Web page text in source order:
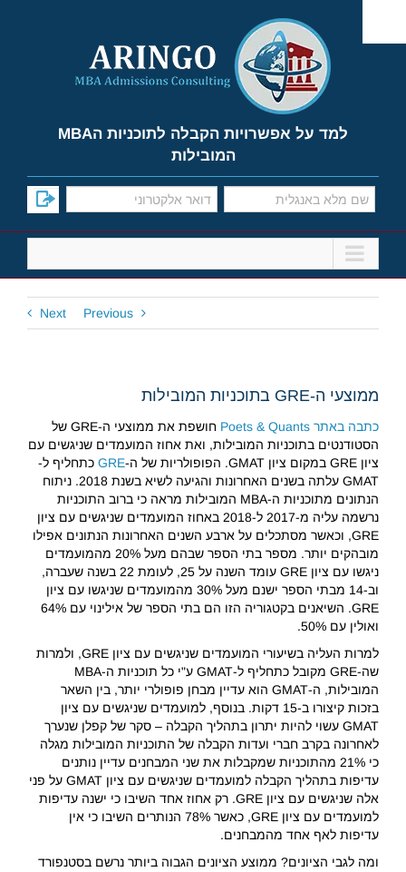
content
למד על אפשרויות הקבלה לתוכניות הMBA
המובילות
Previous
Next
ממוצעי ה-GRE בתוכניות המובילות
כתבה באתר Poets & Quants
חושפת את ממוצעי ה-GRE של
הסטודנטים בתוכניות המובילות, ואת אחוז המועמדים שניגשים עם
ציון GRE במקום ציון GMAT. הפופולריות של ה-
GREכתחליף ל-
GMAT עלתה בשנים האחרונות והגיעה לשיא בשנת 2018. ניתוח
הנתונים מתוכניות ה-MBA המובילות מראה כי ברוב התוכניות
נרשמה עליה מ-2017 ל-2018 באחוז המועמדים שניגשים עם ציון
GRE, וכאשר מסתכלים על ארבע השנים האחרונות הנתונים אפילו
מובהקים יותר. מספר בתי הספר שבהם מעל 20% מהמועמדים
ניגשו עם ציון GRE עומד השנה על 25, לעומת 22 בשנה שעברה,
וב-14 מבתי הספר ישנם מעל 30% מהמועמדים שניגשו עם ציון
GRE. השיאנים בקטגוריה הזו הם בתי הספר של אילינוי עם 64%
ואולין עם 50%.
למרות העליה בשיעורי המועמדים שניגשים עם ציון GRE, ולמרות
שה-GRE מקובל כתחליף ל-GMAT ע"י כל תוכניות ה-MBA
המובילות, ה-GMAT הוא עדיין מבחן פופולרי יותר, בין השאר
בזכות קיצורו ב-15 דקות. בנוסף, למועמדים שניגשים עם ציון
GMAT עשוי להיות יתרון בתהליך הקבלה – סקר של קפלן שנערך
לאחרונה בקרב חברי ועדות הקבלה של התוכניות המובילות מגלה
כי 21% מהתוכניות שמקבלות את שני המבחנים עדיין נותנים
עדיפות בתהליך הקבלה למועמדים שניגשים עם ציון GMAT על פני
אלה שניגשים עם ציון GRE. רק אחוז אחד השיבו כי ישנה עדיפות
למועמדים עם ציון GRE, כאשר 78% הנותרים השיבו כי אין
עדיפות לאף אחד מהמבחנים.
ומה לגבי הציונים? ממוצע הציונים הגבוה ביותר נרשם בסטנפורד